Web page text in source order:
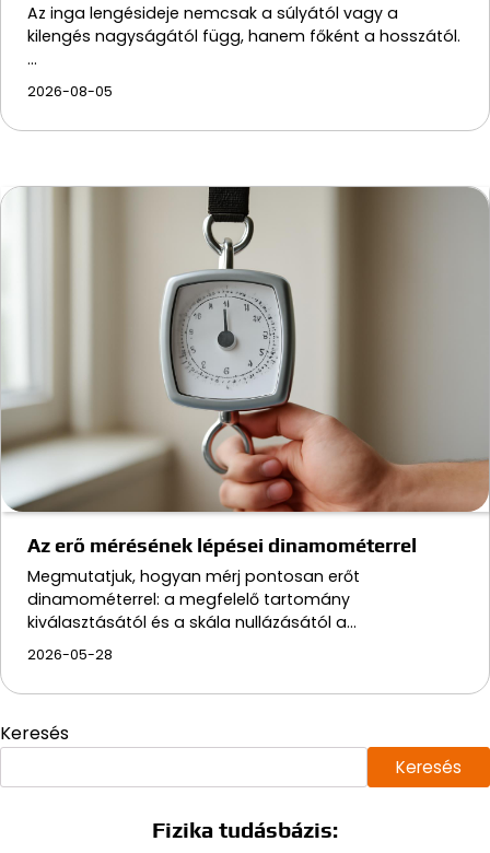
Az inga lengésideje nemcsak a súlyától vagy a
kilengés nagyságától függ, hanem főként a hosszától.
…
2026-08-05
Az erő mérésének lépései dinamométerrel
Megmutatjuk, hogyan mérj pontosan erőt
dinamométerrel: a megfelelő tartomány
kiválasztásától és a skála nullázásától a…
2026-05-28
Keresés
Keresés
Fizika tudásbázis: